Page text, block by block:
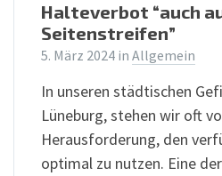
Halteverbot “auch
Seitenstreifen”
5. März 2024 in Allgemein
In unseren städtischen
Lüneburg, stehen wir oft
Herausforderung, den
optimal zu nutzen. Eine